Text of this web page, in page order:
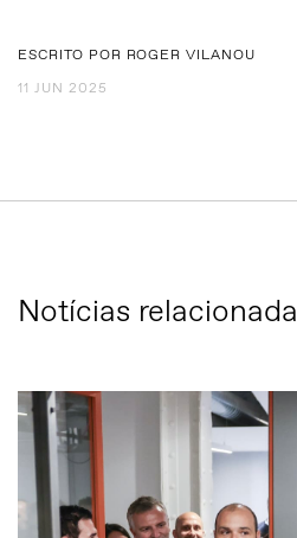
ESCRITO POR ROGER VILANOU
11 JUN 2025
Notícias